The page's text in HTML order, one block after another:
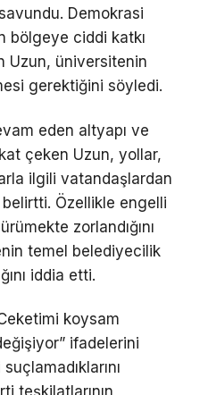
Demokrasi
bölgeye ciddi katkı
Uzun, üniversitenin
gerektiğini söyledi.
eden altyapı ve
çeken Uzun, yollar,
ilgili vatandaşlardan
belirtti. Özellikle engelli
zorlandığını
temel belediyecilik
iddia etti.
koysam
ifadelerini
teşkilatlarının